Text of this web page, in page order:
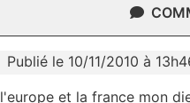
Publié le 10/11/2010 à
l'europe et la france mon